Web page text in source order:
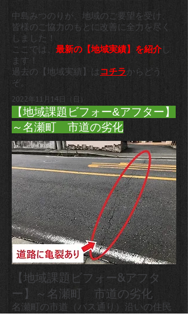
中島みつのりが、地域のご要望を受け、
皆様のご協力のもとに 改善に全力を尽く
しました！
ここでは、 最新の【地域実績】を紹介し
ます！
過去の【地域実績】はコチラからどう
ぞ。
2022年11月14日（日）
【地域課題ビフォー&アフター】
～名瀬町 市道の劣化
【地域課題ビフォー&アフタ
ー】～名瀬町 市道の劣化
名瀬町の市道（バス通り）沿いの住民